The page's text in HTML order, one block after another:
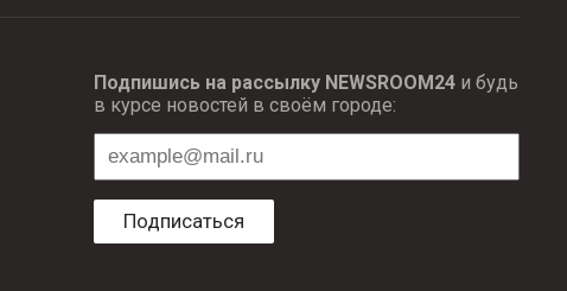
Подпишись на рассылку NEWSROOM24и будь
в курсе новостей в своём городе:
Подписаться